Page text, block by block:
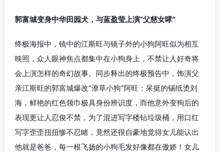
郭富城变身中华田园犬，与蓝盈莹上演“父慈女哮”
终极海报中，镜中的江斯旺与镜子外的小狗阿旺似为相互
映照，众人眼神焦点都集中在小狗身上，不禁让人好奇将
会上演怎样的奇幻故事。同步释出的终极预告中，饰演父
亲江斯旺的郭富城爆改“潦草小狗”阿旺：呆挺的锡纸烫刘
海，鲜艳的红色领巾极具身份辨识度，而他意外变狗后的
表现更让人忍俊不禁，为了混进写字楼钻垃圾桶，用口红
写字歪歪扭扭惨不忍睹，竟然还很自豪地觉得女儿能认出
他就是爸爸，每一根飞扬的小狗毛发好像都在傲娇！女儿